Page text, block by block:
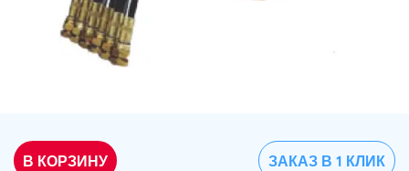
В КОРЗИНУ ЗАКАЗ В 1 КЛИК